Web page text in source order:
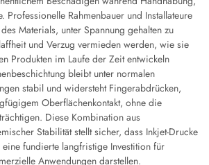
Professionelle Rahmenbauer und Installateure
Materials, unter Spannung gehalten zu
und Verzug vermieden werden, wie sie
Produkten im Laufe der Zeit entwickeln
bleibt unter normalen
stabil und widersteht Fingerabdrücken,
Oberflächenkontakt, ohne die
Diese Kombination aus
Stabilität stellt sicher, dass Inkjet-Drucke
fundierte langfristige Investition für
Anwendungen darstellen.